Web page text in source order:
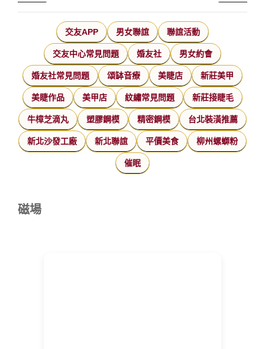
交友APP 男女聯誼 聯誼活動
交友中心常見問題 婚友社 男女約會
婚友社常見問題 頌缽音療 美睫店 新莊美甲
美睫作品 美甲店 紋繡常見問題 新莊接睫毛
牛樟芝滴丸 塑膠鋼模 精密鋼模 台北裝潢推薦
新北沙發工廠 新北聯誼 平價美食 柳州螺螄粉
催眠
磁場